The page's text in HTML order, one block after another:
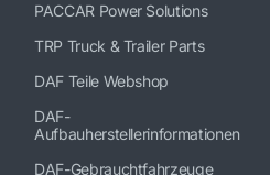
PACCAR Power Solutions
TRP Truck & Trailer Parts
DAF Teile Webshop
DAF-
Aufbauherstellerinformationen
DAF-Gebrauchtfahrzeuge